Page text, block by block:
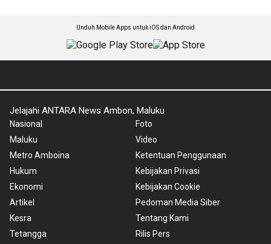
Unduh Mobile Apps untuk iOS dan Android
Jelajahi ANTARA News Ambon, Maluku
Nasional
Maluku
Metro Amboina
Hukum
Ekonomi
Artikel
Kesra
Tetangga
Foto
Video
Ketentuan Penggunaan
Kebijakan Privasi
Kebijakan Cookie
Pedoman Media Siber
Tentang Kami
Rilis Pers